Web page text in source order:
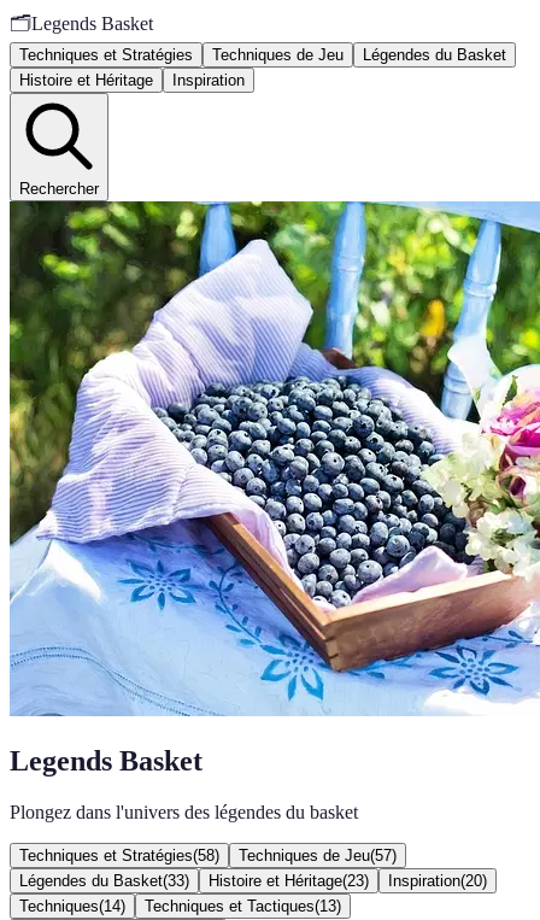
🗂️Legends Basket
Techniques et Stratégies Techniques de Jeu
Légendes du Basket
Histoire et Héritage
Inspiration
Rechercher
Legends Basket
Plongez dans l'univers des légendes du basket
Techniques et Stratégies(58) Techniques de Jeu(57)
Légendes du Basket(33) Histoire et Héritage(23) Inspiration(20)
Techniques(14) Techniques et Tactiques(13)